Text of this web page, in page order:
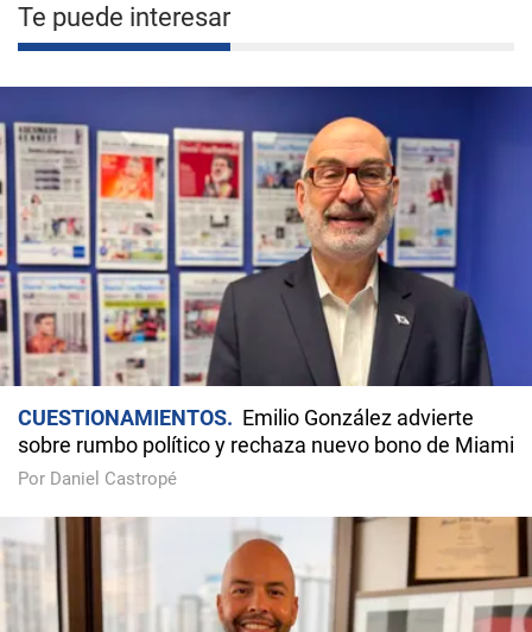
Te puede interesar
CUESTIONAMIENTOS
Emilio González advierte
sobre rumbo político y rechaza nuevo bono de Miami
Por Daniel Castropé